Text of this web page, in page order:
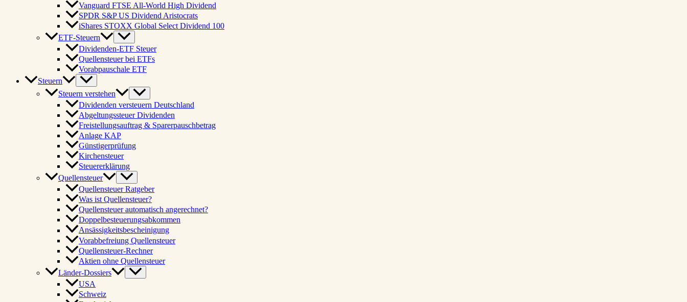
Vanguard FTSE All-World High Dividend
SPDR S&P US Dividend Aristocrats
iShares STOXX Global Select Dividend 100
ETF-Steuern
Dividenden-ETF Steuer
Quellensteuer bei ETFs
Vorabpauschale ETF
Steuern
Steuern verstehen
Dividenden versteuern Deutschland
Abgeltungssteuer Dividenden
Freistellungsauftrag & Sparerpauschbetrag
Anlage KAP
Günstigerprüfung
Kirchensteuer
Steuererklärung
Quellensteuer
Quellensteuer Ratgeber
Was ist Quellensteuer?
Quellensteuer automatisch angerechnet?
Doppelbesteuerungsabkommen
Ansässigkeitsbescheinigung
Vorabbefreiung Quellensteuer
Quellensteuer-Rechner
Aktien ohne Quellensteuer
Länder-Dossiers
USA
Schweiz